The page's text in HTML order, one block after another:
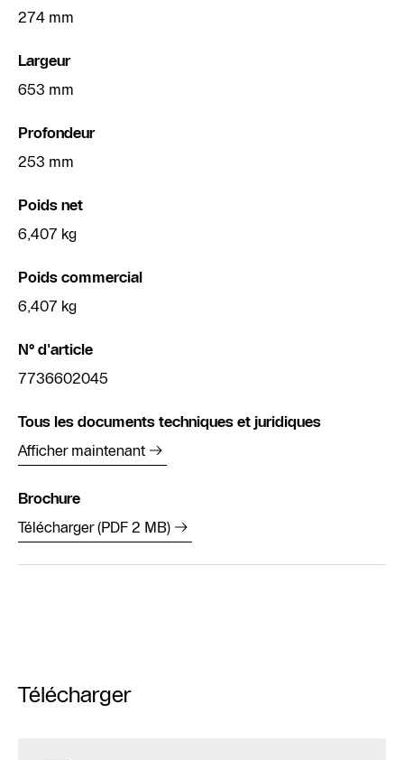
274 mm
Largeur
653 mm
Profondeur
253 mm
Poids net
6,407 kg
Poids commercial
6,407 kg
N° d'article
7736602045
Tous les documents techniques et juridiques
Afficher maintenant
Brochure
Télécharger (PDF 2 MB)
Télécharger